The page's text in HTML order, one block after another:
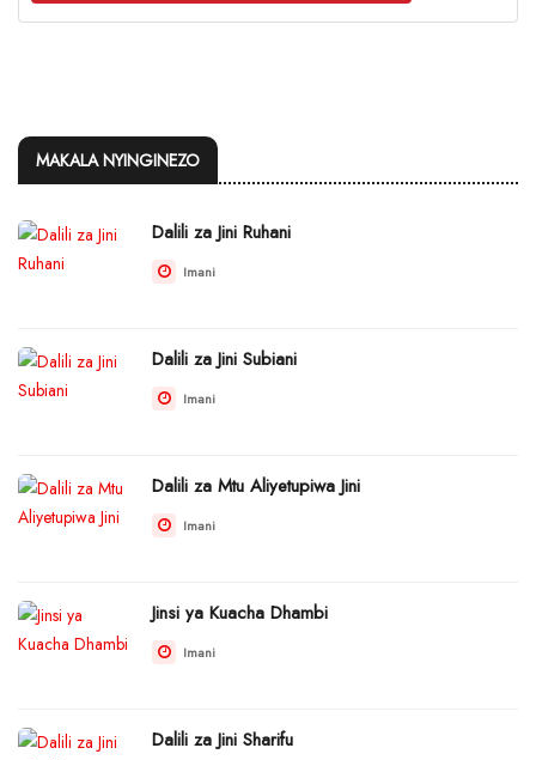
MAKALA NYINGINEZO
Dalili za Jini Ruhani
Imani
Dalili za Jini Subiani
Imani
Dalili za Mtu Aliyetupiwa Jini
Imani
Jinsi ya Kuacha Dhambi
Imani
Dalili za Jini Sharifu